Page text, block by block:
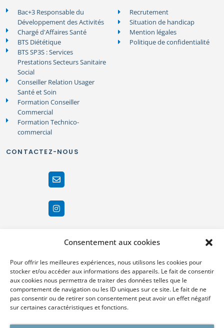
Consentement aux cookies
Pour offrir les meilleures expériences, nous utilisons les cookies pour
stocker et/ou accéder aux informations des appareils. Le fait de consentir
aux cookies nous permettra de traiter des données telles que le
comportement de navigation ou les ID uniques sur ce site. Le fait de ne
pas consentir ou de retirer son consentement peut avoir un effet négatif
sur certaines caractéristiques et fonctions.
Bac+3 Responsable du
Développement des Activités
Chargé d'Affaires Santé
BTS Diététique
BTS SP3S : Services
Prestations Secteurs Sanitaire
Social
Conseiller Relation Usager
Santé et Soin
Formation Conseiller
Commercial
Formation Technico-
commercial
Recrutement
Situation de handicap
Mention légales
Politique de confidentialité
CONTACTEZ-NOUS